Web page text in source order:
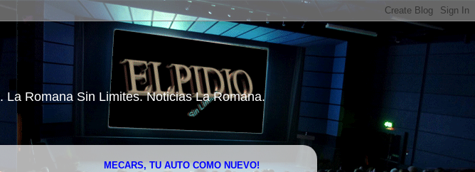
Romana Sin Limites. Noticias La Romana.
MECARS, TU AUTO COMO NUEVO!